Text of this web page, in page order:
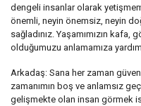
dengeli insanlar olarak
önemli, neyin önemsiz, neyin
sağladınız. Yaşamımızın
olduğumuzu anlamamıza
Arkadaş: Sana her zaman
zamanımın boş ve anlamsız
gelişmekte olan insan görmek